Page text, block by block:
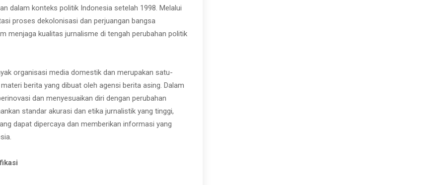
dalam konteks politik Indonesia setelah 1998. Melalui
proses dekolonisasi dan perjuangan bangsa
menjaga kualitas jurnalisme di tengah perubahan politik
organisasi media domestik dan merupakan satu-
berita yang dibuat oleh agensi berita asing. Dalam
dan menyesuaikan diri dengan perubahan
standar akurasi dan etika jurnalistik yang tinggi,
dapat dipercaya dan memberikan informasi yang